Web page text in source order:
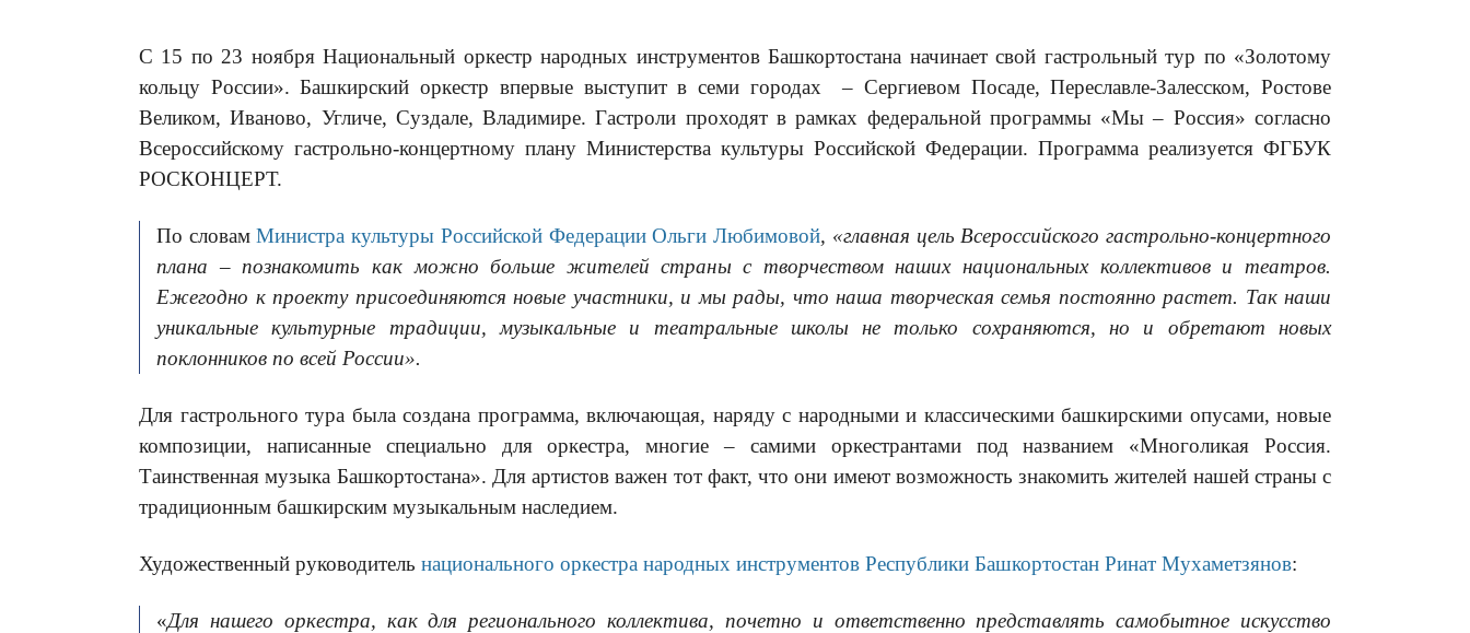
С 15 по 23 ноября Национальный оркестр народных инструментов Башкортостана начинает свой гастрольный тур по «Золотому
кольцу России». Башкирский оркестр впервые выступит в семи городах – Сергиевом Посаде, Переславле-Залесском, Ростове
Великом, Иваново, Угличе, Суздале, Владимире. Гастроли проходят в рамках федеральной программы «Мы – Россия» согласно
Всероссийскому гастрольно-концертному плану Министерства культуры Российской Федерации. Программа реализуется ФГБУК
РОСКОНЦЕРТ.
По словам Министра культуры Российской Федерации Ольги Любимовой, «главная цель Всероссийского гастрольно-концертного
плана – познакомить как можно больше жителей страны с творчеством наших национальных коллективов и театров.
Ежегодно к проекту присоединяются новые участники, и мы рады, что наша творческая семья постоянно растет. Так наши
уникальные культурные традиции, музыкальные и театральные школы не только сохраняются, но и обретают новых
поклонников по всей России».
Для гастрольного тура была создана программа, включающая, наряду с народными и классическими башкирскими опусами, новые
композиции, написанные специально для оркестра, многие – самими оркестрантами под названием «Многоликая Россия.
Таинственная музыка Башкортостана». Для артистов важен тот факт, что они имеют возможность знакомить жителей нашей страны с
традиционным башкирским музыкальным наследием.
Художественный руководитель национального оркестра народных инструментов Республики Башкортостан Ринат Мухаметзянов:
«Для нашего оркестра, как для регионального коллектива, почетно и ответственно представлять самобытное искусство